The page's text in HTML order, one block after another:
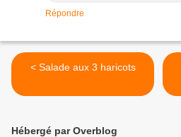
Répondre
< Salade aux 3 haricots
Hébergé par Overblog